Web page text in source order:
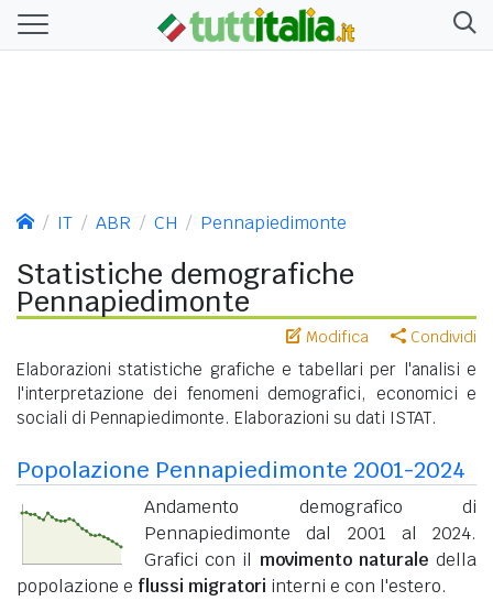
IT ABR CH Pennapiedimonte
Statistiche demografiche
Pennapiedimonte
Modifica Condividi
Elaborazioni statistiche grafiche e tabellari per l'analisi e
l'interpretazione dei fenomeni demografici, economici e
sociali di Pennapiedimonte. Elaborazioni su dati ISTAT.
Popolazione Pennapiedimonte 2001-2024
Andamento demografico di
Pennapiedimonte dal 2001 al 2024.
Grafici con il movimento naturale della
popolazione e flussi migratori interni e con l'estero.